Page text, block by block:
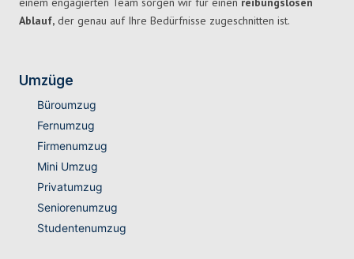
Ablauf, der genau auf Ihre Bedürfnisse zugeschnitten ist.
Umzüge
Büroumzug
Fernumzug
Firmenumzug
Mini Umzug
Privatumzug
Seniorenumzug
Studentenumzug